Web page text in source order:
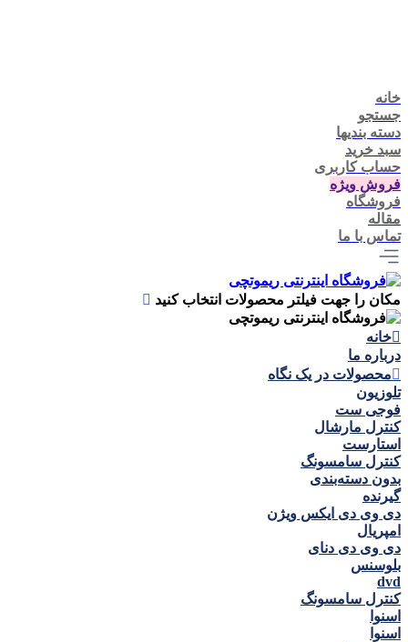
خانه
جستجو
دسته بندیها
سبد خرید
حساب کاربری
فروش ویژه
فروشگاه
مقاله
تماس با ما
مکان را جهت فیلتر محصولات انتخاب کنید
خانه
درباره ما
محصولات در یک نگاه
تلوزيون
فوجی ست
کنترل مارشال
استارست
کنترل سامسونگ
بدون دسته‌بندی
گيرنده
دی وی دی ايكس ويژن
امپريال
دی وی دی دنای
بلوسنس
dvd
کنترل سامسونگ
اسنوا
اسنوا